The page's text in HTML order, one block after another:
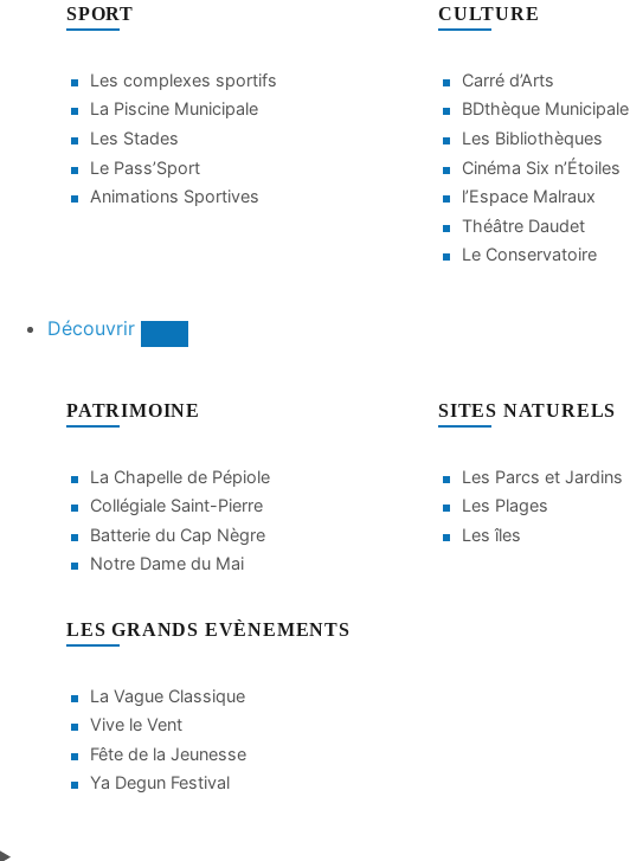
SPORT
Les complexes sportifs
La Piscine Municipale
Les Stades
Le Pass’Sport
Animations Sportives
CULTURE
Carré d’Arts
BDthèque Municipale
Les Bibliothèques
Cinéma Six n’Étoiles
l’Espace Malraux
Théâtre Daudet
Le Conservatoire
Découvrir
PATRIMOINE
La Chapelle de Pépiole
Collégiale Saint-Pierre
Batterie du Cap Nègre
Notre Dame du Mai
SITES NATURELS
Les Parcs et Jardins
Les Plages
Les îles
LES GRANDS EVÈNEMENTS
La Vague Classique
Vive le Vent
Fête de la Jeunesse
Ya Degun Festival